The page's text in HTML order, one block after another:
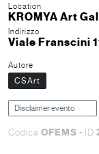
Location
KROMYA Art
Indirizzo
Viale Franscini
Autore
CSArt
Disclaimer evento
Codice OFEMS - ID